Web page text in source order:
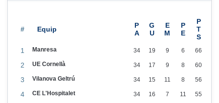
2
#
1 Manresa 34 19 9 6 66
2 UE Cornellà 34 17 9 8 60
3 Vilanova Geltrú 34 15 11 8 56
4 CE L'Hospitalet 34 16 7 11 55